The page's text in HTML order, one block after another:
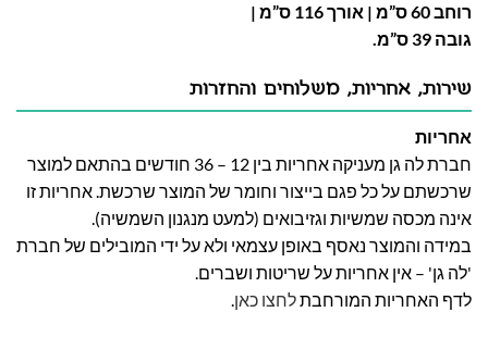
רוחב 60 ס”מ | אורך 116 ס”מ |
גובה 39 ס”מ.
שירות, אחריות, משלוחים והחזרות
אחריות
חברת לה גן מעניקה אחריות בין 12 – 36 חודשים בהתאם למוצר
שרכשתם על כל פגם בייצור וחומר של המוצר שרכשת. אחריות זו
אינה מכסה שמשיות וגזיבואים (למעט מנגנון השמשיה).
במידה והמוצר נאסף באופן עצמאי ולא על ידי המובילים של חברת
'לה גן' – אין אחריות על שריטות ושברים.
לדף האחריות המורחבתלחצו כאן.